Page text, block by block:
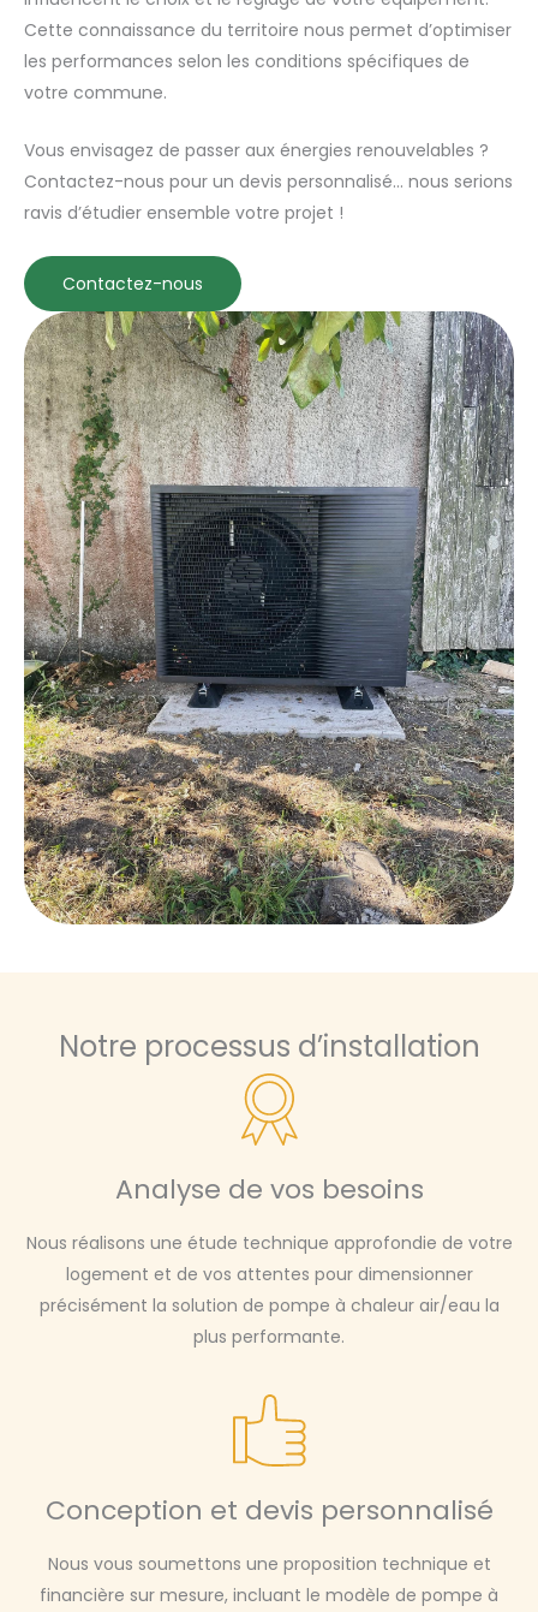
Cette connaissance du territoire nous permet d’optimiser
les performances selon les conditions spécifiques de
votre commune.
Vous envisagez de passer aux énergies renouvelables ?
Contactez-nous pour un devis personnalisé… nous serions
ravis d’étudier ensemble votre projet !
Contactez-nous
Notre processus d’installation
Analyse de vos besoins
Nous réalisons une étude technique approfondie de votre
logement et de vos attentes pour dimensionner
précisément la solution de pompe à chaleur air/eau la
plus performante.
Conception et devis personnalisé
Nous vous soumettons une proposition technique et
financière sur mesure, incluant le modèle de pompe à